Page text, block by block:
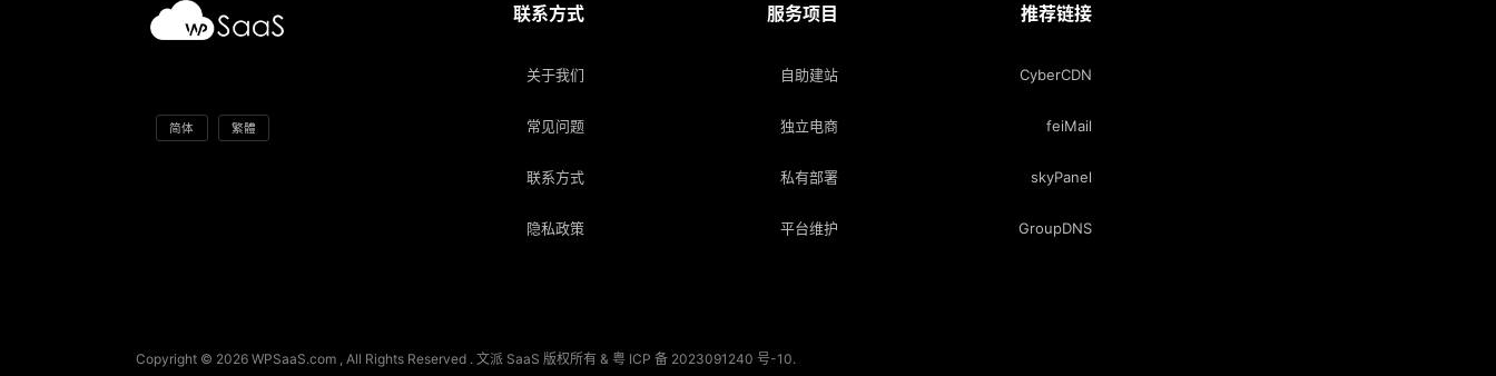
简体 繁體
联系方式
关于我们
常见问题
联系方式
隐私政策
服务项目
自助建站
独立电商
私有部署
平台维护
推荐链接
CyberCDN
feiMail
skyPanel
GroupDNS
Copyright © 2026 WPSaaS.com , All Rights Reserved . 文派 SaaS 版权所有 & 粤 ICP 备 2023091240 号-10.